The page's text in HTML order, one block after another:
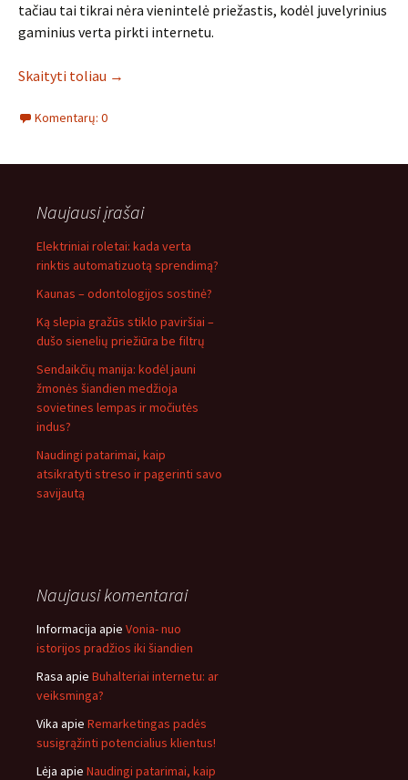
tačiau tai tikrai nėra vienintelė priežastis, kodėl juvelyrinius
gaminius verta pirkti internetu.
Skaityti toliau →
Komentarų: 0
Naujausi įrašai
Elektriniai roletai: kada verta
rinktis automatizuotą sprendimą?
Kaunas – odontologijos sostinė?
Ką slepia gražūs stiklo paviršiai –
dušo sienelių priežiūra be filtrų
Sendaikčių manija: kodėl jauni
žmonės šiandien medžioja
sovietines lempas ir močiutės
indus?
Naudingi patarimai, kaip
atsikratyti streso ir pagerinti savo
savijautą
Naujausi komentarai
Informacija apie Vonia- nuo
istorijos pradžios iki šiandien
Rasa apie Buhalteriai internetu: ar
veiksminga?
Vika apie Remarketingas padės
susigrąžinti potencialius klientus!
Lėja apie Naudingi patarimai, kaip